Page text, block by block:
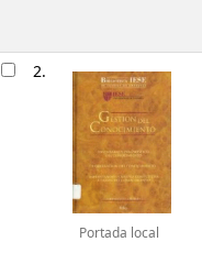
2.
Portada local